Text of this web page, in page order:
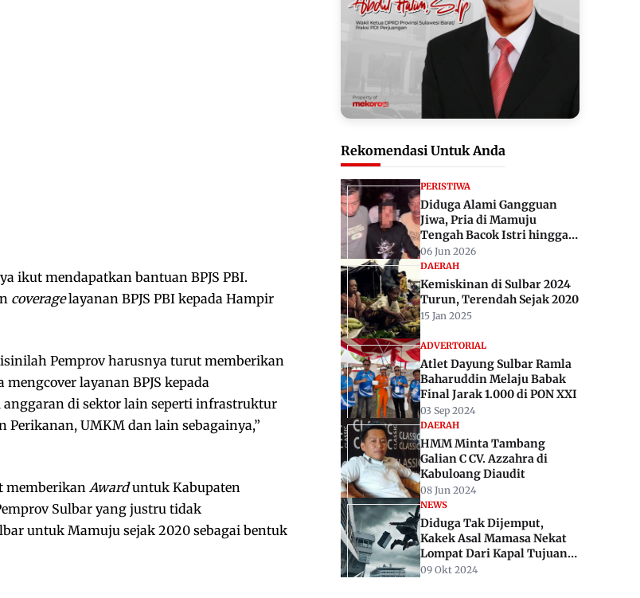
ikut mendapatkan bantuan BPJS PBI.
coveragelayanan BPJS PBI kepada Hampir
Pemprov harusnya turut memberikan
layanan BPJS kepada
di sektor lain seperti infrastruktur
Perikanan, UMKM dan lain sebagainya,”
memberikan Awarduntuk Kabupaten
Sulbar yang justru tidak
untuk Mamuju sejak 2020 sebagai bentuk
Rekomendasi Untuk Anda
PERISTIWA
Diduga Alami Gangguan
Jiwa, Pria di Mamuju
Tengah Bacok Istri hingga
Tewas dan Lukai Anak
Kandung
06 Jun 2026
DAERAH
Kemiskinan di Sulbar 2024
Turun, Terendah Sejak 2020
15 Jan 2025
ADVERTORIAL
Atlet Dayung Sulbar Ramla
Baharuddin Melaju Babak
Final Jarak 1.000 di PON XXI
03 Sep 2024
DAERAH
HMM Minta Tambang
Galian C CV. Azzahra di
Kabuloang Diaudit
08 Jun 2024
NEWS
Diduga Tak Dijemput,
Kakek Asal Mamasa Nekat
Lompat Dari Kapal Tujuan
Balikpapan-Mamuju
09 Okt 2024